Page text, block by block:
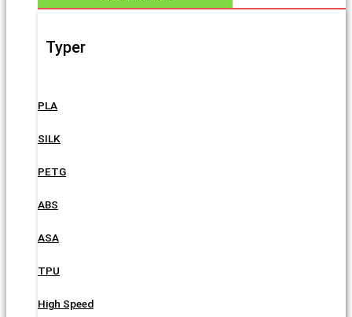
Typer
PLA
SILK
PETG
ABS
ASA
TPU
High Speed